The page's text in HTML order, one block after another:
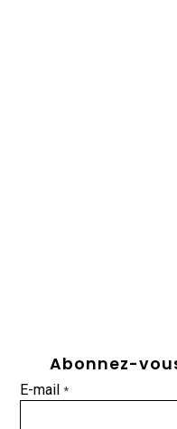
Abonnez-
E-mail*